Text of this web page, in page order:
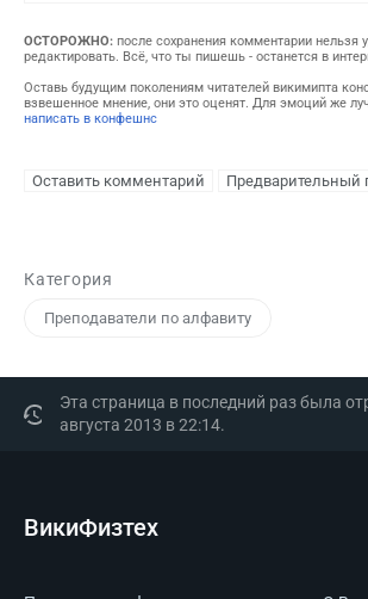
ОСТОРОЖНО: после сохранения комментарии нельзя
редактировать. Всё, что ты пишешь - останется в
Оставь будущим поколениям читателей викимипта
взвешенное мнение, они это оценят. Для эмоций же
написать в конфешнс
Категория
Преподаватели по алфавиту
Эта страница в последний раз была
августа 2013 в 22:14.
ВикиФизтех